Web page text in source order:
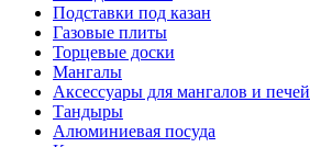
Подставки под казан
Газовые плиты
Торцевые доски
Мангалы
Аксессуары для мангалов и печей
Тандыры
Алюминиевая посуда